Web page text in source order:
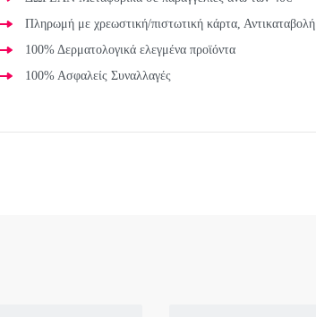
Πληρωμή με χρεωστική/πιστωτική κάρτα, Αντικαταβολή
100% Δερματολογικά ελεγμένα προϊόντα
100% Ασφαλείς Συναλλαγές